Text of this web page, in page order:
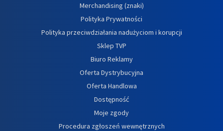
Merchandising (znaki)
Polityka Prywatności
Polityka przeciwdziałania nadużyciom i korupcji
Sklep TVP
Biuro Reklamy
Oferta Dystrybucyjna
Oferta Handlowa
Dostępność
Moje zgody
Procedura zgłoszeń wewnętrznych